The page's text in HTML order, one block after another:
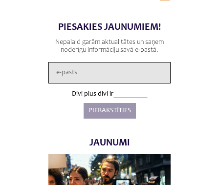
PIESAKIES JAUNUMIEM!
Nepalaid garām aktualitātes un saņem
noderīgu informāciju savā e-pastā.
Divi plus divi ir
JAUNUMI